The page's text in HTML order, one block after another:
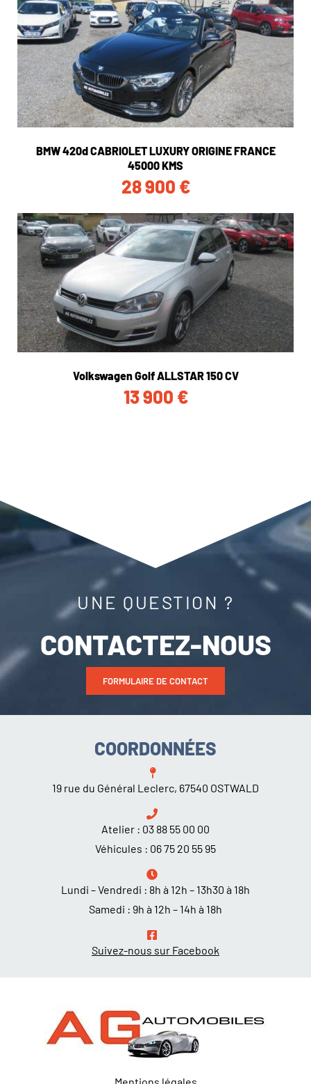
BMW 420d CABRIOLET LUXURY ORIGINE FRANCE
45000 KMS
28 900 €
Volkswagen Golf ALLSTAR 150 CV
13 900 €
UNE QUESTION ?
CONTACTEZ-NOUS
FORMULAIRE DE CONTACT
COORDONNÉES
19 rue du Général Leclerc, 67540 OSTWALD
Atelier : 03 88 55 00 00
Véhicules : 06 75 20 55 95
Lundi – Vendredi : 8h à 12h – 13h30 à 18h
Samedi : 9h à 12h – 14h à 18h
Suivez-nous sur Facebook